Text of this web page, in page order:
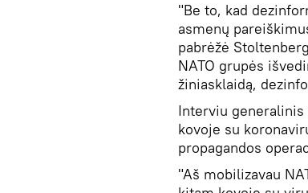
"Be to, kad
asmenų
pabrėžė
NATO grupės
žiniasklaidą,
Interviu
kovoje su
propagandos
"Aš mobilizavau